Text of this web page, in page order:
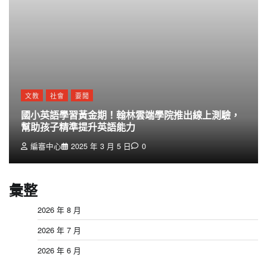
文教 社會 要聞
國小英語學習黃金期！翰林雲端學院推出線上測驗，
幫助孩子精準提升英語能力
編審中心 2025 年 3 月 5 日 0
彙整
2026 年 8 月
2026 年 7 月
2026 年 6 月